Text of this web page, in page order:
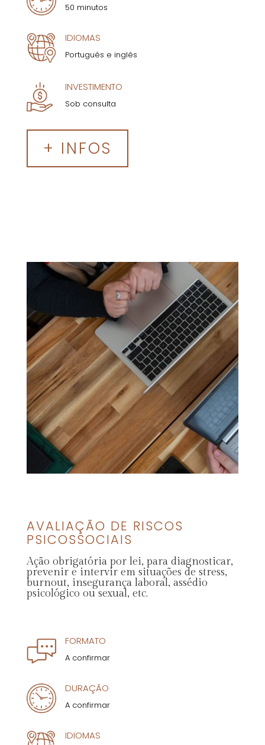
50 minutos
IDIOMAS
Português e inglês
INVESTIMENTO
Sob consulta
+ INFOS
AVALIAÇÃO DE RISCOS
PSICOSSOCIAIS
Ação obrigatória por lei, para diagnosticar,
prevenir e intervir em situações de stress,
burnout, insegurança laboral, assédio
psicológico ou sexual, etc.
FORMATO
A confirmar
DURAÇÃO
A confirmar
IDIOMAS